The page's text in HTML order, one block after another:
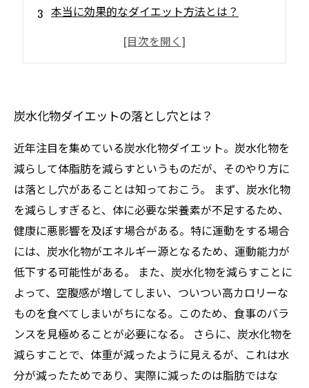
本当に効果的なダイエット方法とは？
食事制限だけでなく運動が必要な理由とは？
炭水化物ダイエットの落とし穴とは？
近年注目を集めている炭水化物ダイエット。炭水化物を
減らして体脂肪を減らすというものだが、そのやり方に
は落とし穴があることは知っておこう。 まず、炭水化物
を減らしすぎると、体に必要な栄養素が不足するため、
健康に悪影響を及ぼす場合がある。特に運動をする場合
には、炭水化物がエネルギー源となるため、運動能力が
低下する可能性がある。 また、炭水化物を減らすことに
よって、空腹感が増してしまい、ついつい高カロリーな
ものを食べてしまいがちになる。このため、食事のバラ
ンスを見極めることが必要になる。 さらに、炭水化物を
減らすことで、体重が減ったように見えるが、これは水
分が減ったためであり、実際に減ったのは脂肪ではな